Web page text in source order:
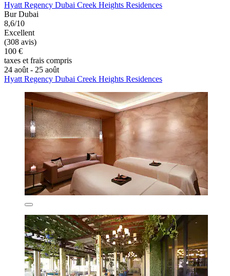
Hyatt Regency Dubai Creek Heights Residences
Bur Dubai
8,6/10
Excellent
(308 avis)
100 €
taxes et frais compris
24 août - 25 août
Hyatt Regency Dubai Creek Heights Residences